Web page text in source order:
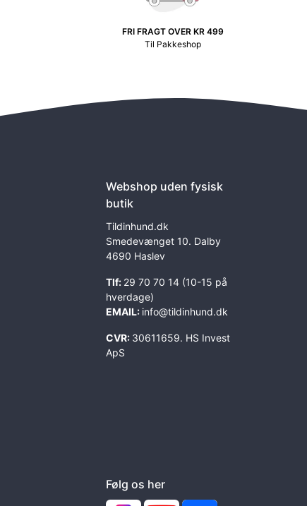
FRI FRAGT OVER KR 499
Til Pakkeshop
Webshop uden fysisk
butik
Tildinhund.dk
Smedevænget 10. Dalby
4690 Haslev
Tlf: 29 70 70 14 (10-15 på
hverdage)
EMAIL: info@tildinhund.dk
CVR: 30611659. HS Invest
ApS
Følg os her